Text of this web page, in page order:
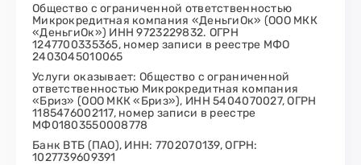
Общество с ограниченной ответственностью
Микрокредитная компания «ДеньгиОк» (ООО МКК
«ДеньгиОк») ИНН 9723229832. ОГРН
1247700335365, номер записи в реестре МФО
2403045010065
Услуги оказывает: Общество с ограниченной
ответственностью Микрокредитная компания
«Бриз» (ООО МКК «Бриз»), ИНН 5404070027, ОГРН
1185476002117, номер записи в реестре
МФ01803550008778
Банк ВТБ (ПАО), ИНН: 7702070139, ОГРН:
1027739609391